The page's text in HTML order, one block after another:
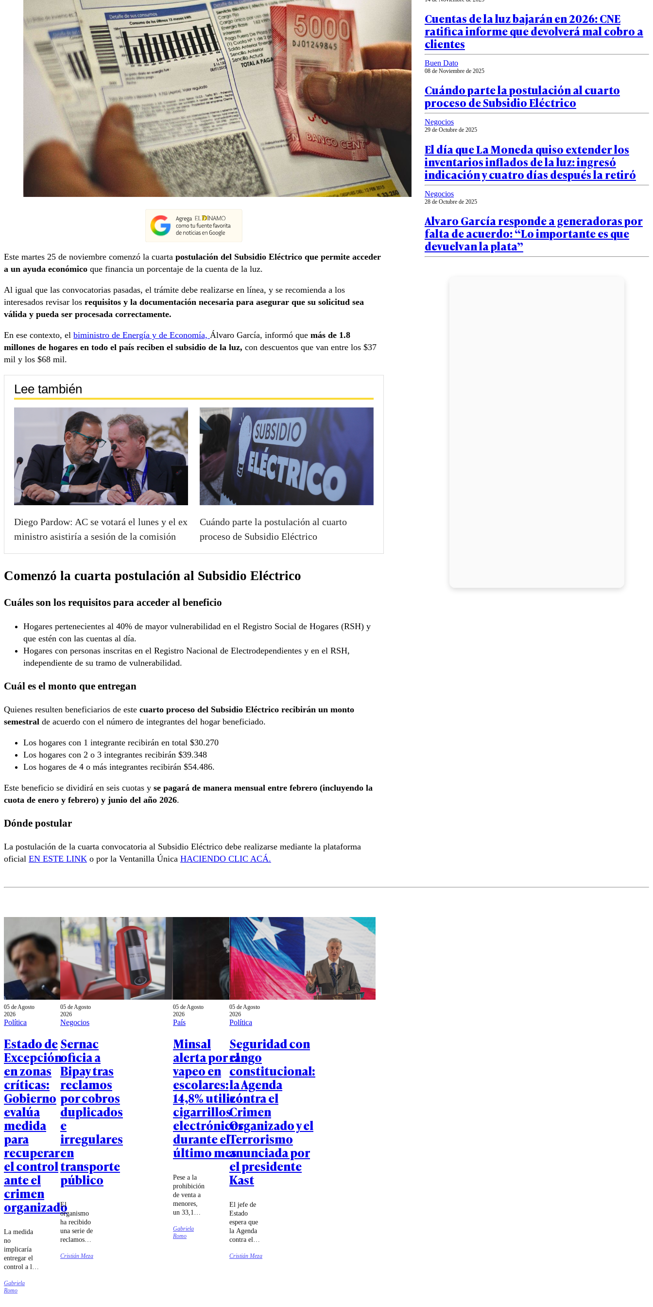
Este martes 25 de noviembre comenzó la cuarta postulación del Subsidio Eléctrico que permite acceder
a un ayuda económico que financia un porcentaje de la cuenta de la luz.
Al igual que las convocatorias pasadas, el trámite debe realizarse en línea, y se recomienda a los
interesados revisar los requisitos y la documentación necesaria para asegurar que su solicitud sea
válida y pueda ser procesada correctamente.
En ese contexto, el biministro de Energía y de Economía, Álvaro García, informó que más de 1.8
millones de hogares en todo el país reciben el subsidio de la luz, con descuentos que van entre los $37
mil y los $68 mil.
Lee también
Diego Pardow: AC se votará el lunes y el ex
ministro asistiría a sesión de la comisión
Cuándo parte la postulación al cuarto
proceso de Subsidio Eléctrico
Comenzó la cuarta postulación al Subsidio Eléctrico
Cuáles son los requisitos para acceder al beneficio
Hogares pertenecientes al 40% de mayor vulnerabilidad en el Registro Social de Hogares (RSH) y
que estén con las cuentas al día.
Hogares con personas inscritas en el Registro Nacional de Electrodependientes y en el RSH,
independiente de su tramo de vulnerabilidad.
Cuál es el monto que entregan
Quienes resulten beneficiarios de este cuarto proceso del Subsidio Eléctrico recibirán un monto
semestral de acuerdo con el número de integrantes del hogar beneficiado.
Los hogares con 1 integrante recibirán en total $30.270
Los hogares con 2 o 3 integrantes recibirán $39.348
Los hogares de 4 o más integrantes recibirán $54.486.
Este beneficio se dividirá en seis cuotas y se pagará de manera mensual entre febrero (incluyendo la
cuota de enero y febrero) y junio del año 2026.
Dónde postular
La postulación de la cuarta convocatoria al Subsidio Eléctrico debe realizarse mediante la plataforma
oficial EN ESTE LINK o por la Ventanilla Única HACIENDO CLIC ACÁ.
Cuentas de la luz bajarán en 2026: CNE
ratifica informe que devolverá mal cobro a
clientes
Buen Dato
08 de Noviembre de 2025
Cuándo parte la postulación al cuarto
proceso de Subsidio Eléctrico
Negocios
29 de Octubre de 2025
El día que La Moneda quiso extender los
inventarios inflados de la luz: ingresó
indicación y cuatro días después la retiró
Negocios
28 de Octubre de 2025
Alvaro García responde a generadoras por
falta de acuerdo: “Lo importante es que
devuelvan la plata”
05 de Agosto
2026
Política
Estado de
Excepción
en zonas
críticas:
Gobierno
evalúa
medida
para
recuperar
el control
ante el
crimen
organizado
La medida
no
implicaría
entregar el
control a las
Armadas,
sino que
Gabriela
Romo
05 de Agosto
2026
Negocios
Sernac
oficia a
Bipay tras
reclamos
por cobros
duplicados
e
irregulares
en
transporte
público
El
organismo
ha recibido
una serie de
reclamos
usuarios de
Cristián Meza
05 de Agosto
2026
País
Minsal
alerta por el
vapeo en
escolares:
14,8% utilizó
cigarrillos
electrónicos
durante el
último mes
Pese a la
prohibición
de venta a
menores,
un 33,1%
haber
comprado
Gabriela
Romo
05 de Agosto
2026
Política
Seguridad con
rango
constitucional:
la Agenda
contra el
Crimen
Organizado y el
Terrorismo
anunciada por
el presidente
Kast
El jefe de
Estado
espera que
la Agenda
contra el
Organizado
Cristián Meza